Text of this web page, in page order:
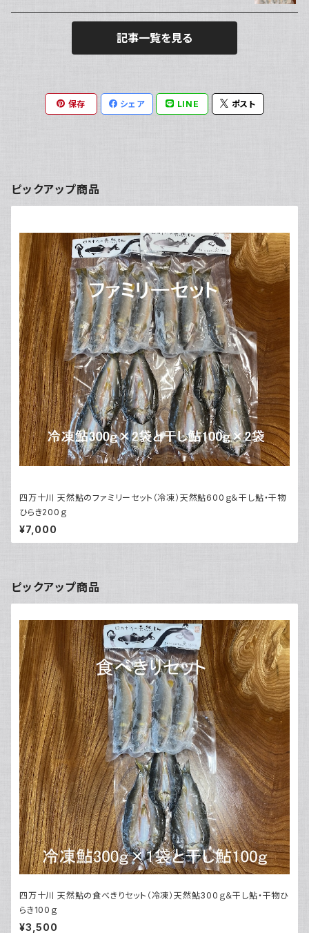
記事一覧を見る
保存 シェア LINE ポスト
ピックアップ商品
四万十川 天然鮎のファミリーセット（冷凍）天然鮎600ｇ＆干し鮎・干物
ひらき200ｇ
¥7,000
ピックアップ商品
四万十川 天然鮎の食べきりセット（冷凍）天然鮎300ｇ＆干し鮎・干物ひ
らき100ｇ
¥3,500